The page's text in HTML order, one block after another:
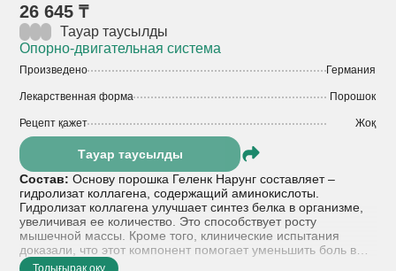
26 645 ₸
Тауар таусылды
Опорно-двигательная система
Произведено Германия
Лекарственная форма Порошок
Рецепт қажет Жоқ
Тауар таусылды
Состав: Основу порошка Геленк Нарунг составляет –
гидролизат коллагена, содержащий аминокислоты.
Гидролизат коллагена улучшает синтез белка в организме,
увеличивая ее количество. Это способствует росту
мышечной массы. Кроме того, клинические испытания
доказали, что этот компонент помогает уменьшить боль в
суставах и уменьшить риск их повреждения. 24-недельное
Толығырақ оқу